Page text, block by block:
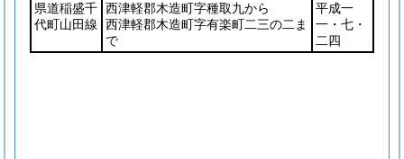
県道稲盛千
代町山田線
西津軽郡木造町字種取九から
西津軽郡木造町字有楽町二三の二ま
で
平成一
一・七・
二四